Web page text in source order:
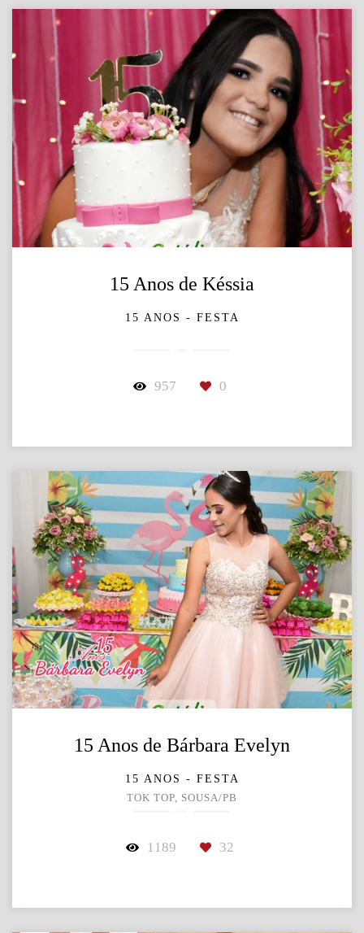
15 Anos de Késsia
15 ANOS - FESTA
957 0
15 Anos de Bárbara Evelyn
15 ANOS - FESTA
TOK TOP, SOUSA/PB
1189 32